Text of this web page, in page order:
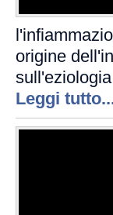
origine
Leggi